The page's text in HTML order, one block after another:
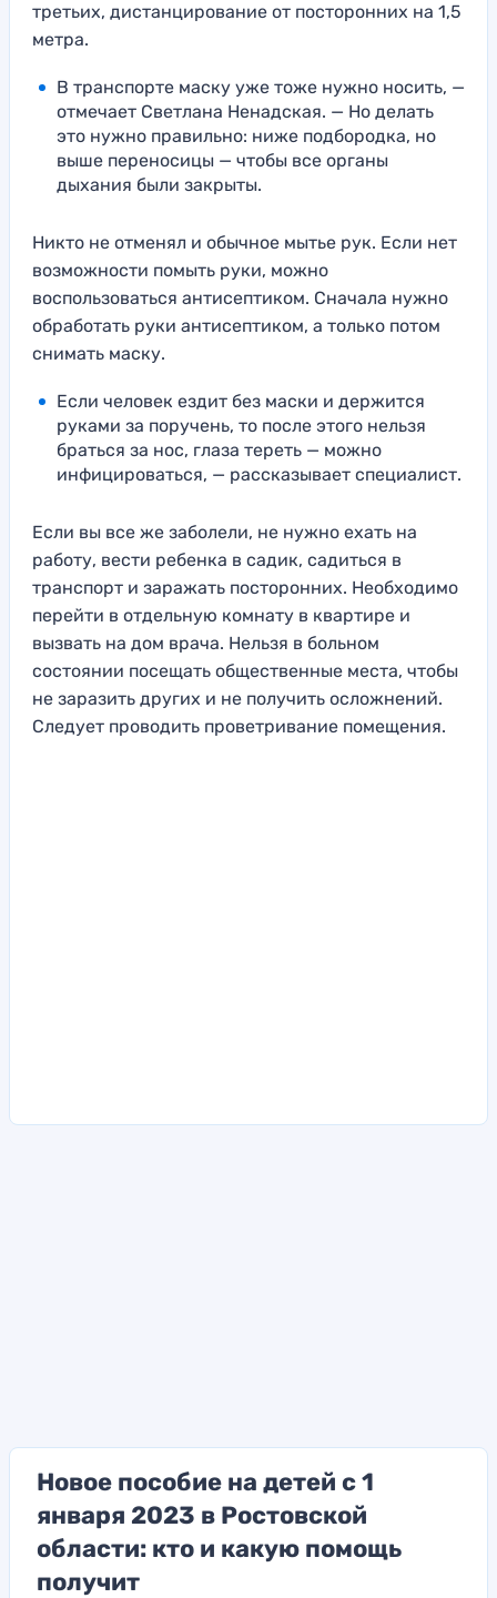
третьих, дистанцирование от посторонних на 1,5
метра.
В транспорте маску уже тоже нужно носить, —
отмечает Светлана Ненадская. — Но делать
это нужно правильно: ниже подбородка, но
выше переносицы — чтобы все органы
дыхания были закрыты.
Никто не отменял и обычное мытье рук. Если нет
возможности помыть руки, можно
воспользоваться антисептиком. Сначала нужно
обработать руки антисептиком, а только потом
снимать маску.
Если человек ездит без маски и держится
руками за поручень, то после этого нельзя
браться за нос, глаза тереть — можно
инфицироваться, — рассказывает специалист.
Если вы все же заболели, не нужно ехать на
работу, вести ребенка в садик, садиться в
транспорт и заражать посторонних. Необходимо
перейти в отдельную комнату в квартире и
вызвать на дом врача. Нельзя в больном
состоянии посещать общественные места, чтобы
не заразить других и не получить осложнений.
Следует проводить проветривание помещения.
Новое пособие на детей с 1
января 2023 в Ростовской
области: кто и какую помощь
получит